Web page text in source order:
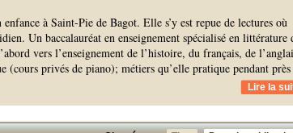
enfance à Saint-Pie de Bagot. Elle s’y est repue de lectures où
Un baccalauréat en enseignement spécialisé en littérature
vers l’enseignement de l’histoire, du français, de
(cours privés de piano); métiers qu’elle pratique pendant près
Lire la